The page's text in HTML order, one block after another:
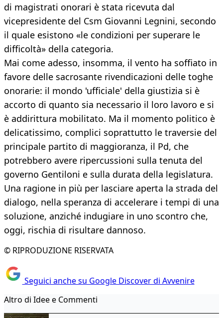
di magistrati onorari è stata ricevuta dal
vicepresidente del Csm Giovanni Legnini, secondo
il quale esistono «le condizioni per superare le
difficoltà» della categoria.
Mai come adesso, insomma, il vento ha soffiato in
favore delle sacrosante rivendicazioni delle toghe
onorarie: il mondo 'ufficiale' della giustizia si è
accorto di quanto sia necessario il loro lavoro e si
è addirittura mobilitato. Ma il momento politico è
delicatissimo, complici soprattutto le traversie del
principale partito di maggioranza, il Pd, che
potrebbero avere ripercussioni sulla tenuta del
governo Gentiloni e sulla durata della legislatura.
Una ragione in più per lasciare aperta la strada del
dialogo, nella speranza di accelerare i tempi di una
soluzione, anziché indugiare in uno scontro che,
oggi, rischia di risultare dannoso.
© RIPRODUZIONE RISERVATA
Seguici anche su Google Discover di Avvenire
Altro di Idee e Commenti